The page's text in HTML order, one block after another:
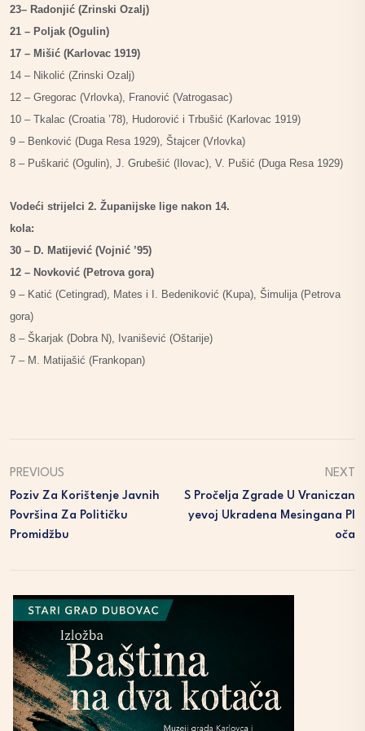
23– Radonjić (Zrinski Ozalj)
21 – Poljak (Ogulin)
17 – Mišić (Karlovac 1919)
14 – Nikolić (Zrinski Ozalj)
12 – Gregorac (Vrlovka), Franović (Vatrogasac)
10 – Tkalac (Croatia ’78), Hudorović i Trbušić (Karlovac 1919)
9 – Benković (Duga Resa 1929), Štajcer (Vrlovka)
8 – Puškarić (Ogulin), J. Grubešić (Ilovac), V. Pušić (Duga Resa 1929)
Vodeći strijelci 2. Županijske lige nakon 14.
30 – D. Matijević (Vojnić ’95)
12 – Novković (Petrova gora)
9 – Katić (Cetingrad), Mates i I. Bedeniković (Kupa), Šimulija (Petrova
gora)
8 – Škarjak (Dobra N), Ivanišević (Oštarije)
7 – M. Matijašić (Frankopan)
PREVIOUS
Poziv Za Korištenje Javnih
Površina Za Političku
Promidžbu
NEXT
S Pročelja Zgrade U Vraniczan
Yevoj Ukradena Mesingana Pl
Oča